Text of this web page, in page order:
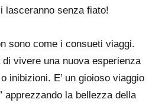
lasceranno senza fiato!
sono come i consueti viaggi.
vivere una nuova esperienza
inibizioni. E’ un gioioso viaggio
apprezzando la bellezza della